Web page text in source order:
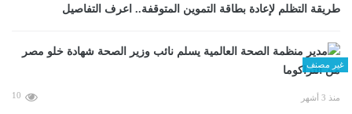
طريقة التظلم لإعادة بطاقة التموين المتوقفة.. اعرف التفاصيل
غير مصنف
منذ 3 أشهر 10